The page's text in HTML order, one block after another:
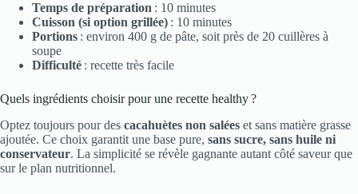
Temps de préparation : 10 minutes
Cuisson (si option grillée) : 10 minutes
Portions : environ 400 g de pâte, soit près de 20 cuillères à
soupe
Difficulté : recette très facile
Quels ingrédients choisir pour une recette healthy ?
Optez toujours pour des cacahuètes non salées et sans matière grasse
ajoutée. Ce choix garantit une base pure, sans sucre, sans huile ni
conservateur. La simplicité se révèle gagnante autant côté saveur que
sur le plan nutritionnel.